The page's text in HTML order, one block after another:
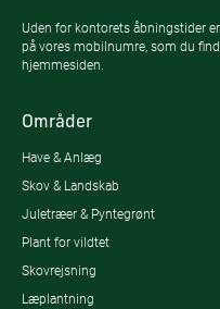
Uden for kontorets åbningstider
på vores mobilnumre, som du
hjemmesiden.
Områder
Have & Anlæg
Skov & Landskab
Juletræer & Pyntegrønt
Plant for vildtet
Skovrejsning
Læplantning